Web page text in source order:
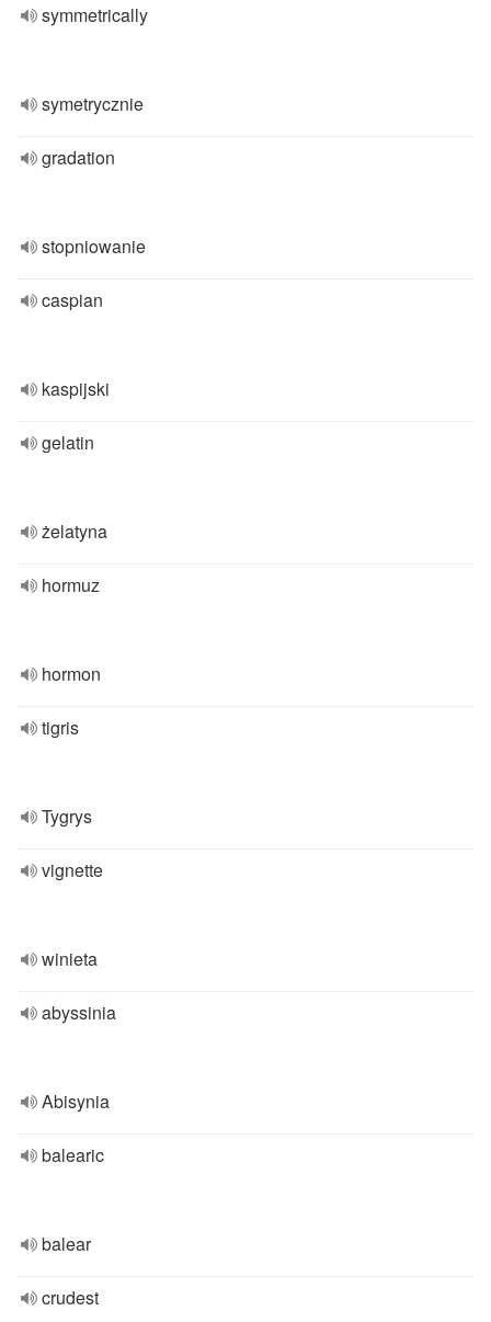
symmetrically
symetrycznie
gradation
stopniowanie
caspian
kaspijski
gelatin
żelatyna
hormuz
hormon
tigris
Tygrys
vignette
winieta
abyssinia
Abisynia
balearic
balear
crudest